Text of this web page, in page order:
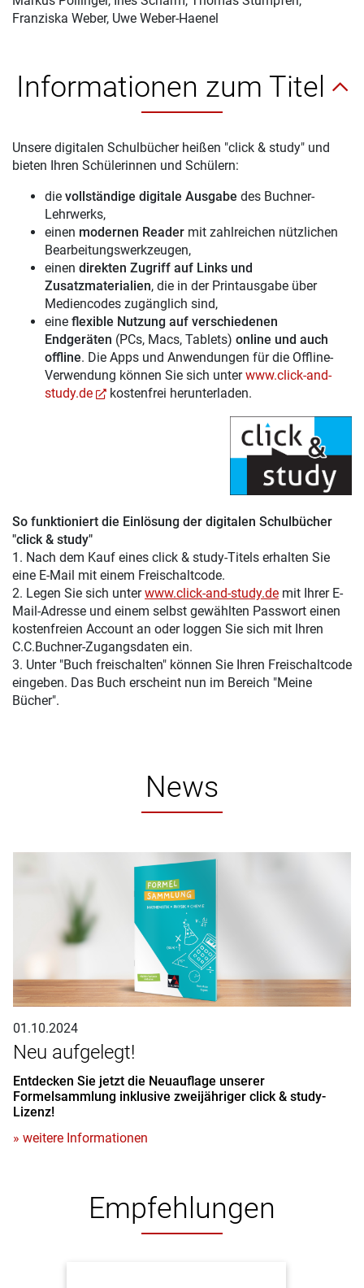
Franziska Weber, Uwe Weber-Haenel
Informationen zum Titel
Unsere digitalen Schulbücher heißen "click & study" und
bieten Ihren Schülerinnen und Schülern:
die vollständige digitale Ausgabe des Buchner-
Lehrwerks,
einen modernen Reader mit zahlreichen nützlichen
Bearbeitungswerkzeugen,
einen direkten Zugriff auf Links und
Zusatzmaterialien, die in der Printausgabe über
Mediencodes zugänglich sind,
eine flexible Nutzung auf verschiedenen
Endgeräten (PCs, Macs, Tablets) online und auch
offline. Die Apps und Anwendungen für die Offline-
Verwendung können Sie sich unterwww.click-and-
study.de
kostenfrei herunterladen.
So funktioniert die Einlösung der digitalen Schulbücher
"click & study"
1. Nach dem Kauf eines click & study-Titels erhalten Sie
eine E-Mail mit einem Freischaltcode.
2. Legen Sie sich unterwww.click-and-study.de mit Ihrer E-
Mail-Adresse und einem selbst gewählten Passwort einen
kostenfreien Account an oder loggen Sie sich mit Ihren
C.C.Buchner-Zugangsdaten ein.
3. Unter "Buch freischalten" können Sie Ihren Freischaltcode
eingeben. Das Buch erscheint nun im Bereich "Meine
Bücher".
News
01.10.2024
Neu aufgelegt!
Entdecken Sie jetzt die Neuauflage unserer
Formelsammlung inklusive zweijähriger click & study-
Lizenz!
» weitere Informationen
Empfehlungen